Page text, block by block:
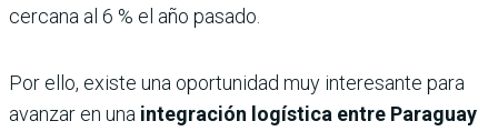
cercana al 6 % el año pasado.
Por ello, existe una oportunidad muy interesante para
avanzar en una integración logística entre Paraguay